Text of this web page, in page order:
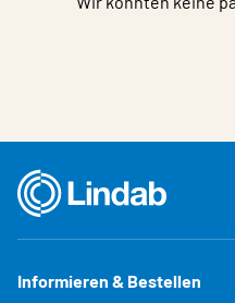
Informieren & Bestellen